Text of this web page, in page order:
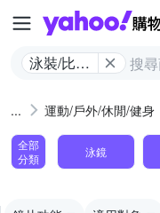
泳裝/比基
運動/戶外/休閒/健身
全部
分類
泳鏡